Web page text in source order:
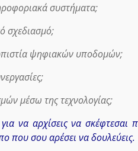
συστήματα;
σχεδιασμό;
ψηφιακών υποδομών;
μέσω της τεχνολογίας;
να αρχίσεις να σκέφτεσαι
που σου αρέσει να δουλεύεις.